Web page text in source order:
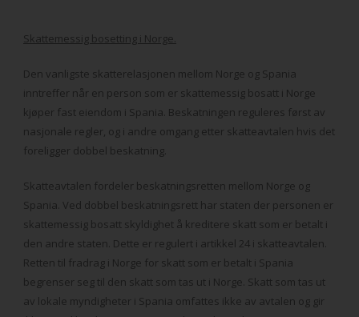
Skattemessig bosetting i Norge.
Den vanligste skatterelasjonen mellom Norge og Spania
inntreffer når en person som er skattemessig bosatt i Norge
kjøper fast eiendom i Spania. Beskatningen reguleres først av
nasjonale regler, og i andre omgang etter skatteavtalen hvis det
foreligger dobbel beskatning.
Skatteavtalen fordeler beskatningsretten mellom Norge og
Spania. Ved dobbel beskatningsrett har staten der personen er
skattemessig bosatt skyldighet å kreditere skatt som er betalt i
den andre staten. Dette er regulert i artikkel 24 i skatteavtalen.
Retten til fradrag i Norge for skatt som er betalt i Spania
begrenser seg til den skatt som tas ut i Norge. Skatt som tas ut
av lokale myndigheter i Spania omfattes ikke av avtalen og gir